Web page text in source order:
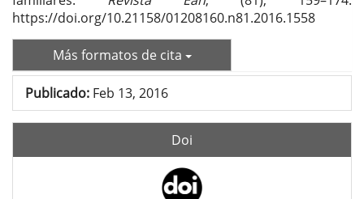
https://doi.org/10.21158/01208160.n81.2016.1558
Más formatos de cita
Publicado: Feb 13, 2016
Doi